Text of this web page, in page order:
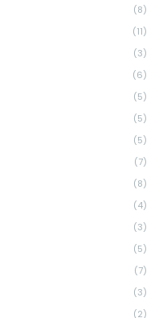
(8)
(11)
(3)
(6)
(5)
(5)
(5)
(7)
(8)
(4)
(3)
(5)
(7)
(3)
(2)